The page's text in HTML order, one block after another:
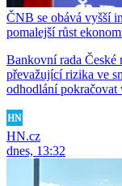
ČNB se obává vyšší
pomalejší růst
Bankovní rada
převažující rizika ve
odhodlání pokračovat
HN.cz
dnes, 13:32